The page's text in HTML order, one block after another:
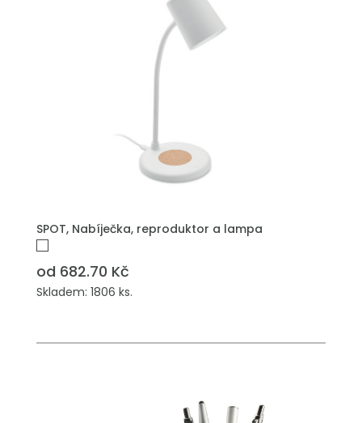
SPOT, Nabíječka, reproduktor a lampa
od 682.70 Kč
Skladem: 1806 ks.